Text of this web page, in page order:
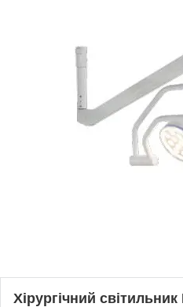
Хірургічний світильник